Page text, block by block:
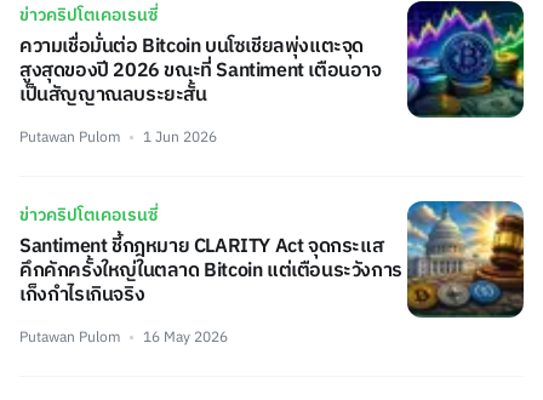
ข่าวคริปโตเคอเรนซี่
ความเชื่อมั่นต่อ Bitcoin บนโซเชียลพุ่งแตะจุด
สูงสุดของปี 2026 ขณะที่ Santiment เตือนอาจ
เป็นสัญญาณลบระยะสั้น
Putawan Pulom 1 Jun 2026
ข่าวคริปโตเคอเรนซี่
Santiment ชี้กฎหมาย CLARITY Act จุดกระแส
คึกคักครั้งใหญ่ในตลาด Bitcoin แต่เตือนระวังการ
เก็งกำไรเกินจริง
Putawan Pulom 16 May 2026